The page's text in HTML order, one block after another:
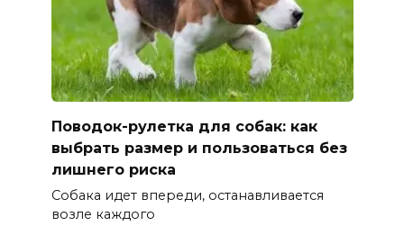
Поводок-рулетка для собак: как
выбрать размер и пользоваться без
лишнего риска
Собака идет впереди, останавливается
возле каждого